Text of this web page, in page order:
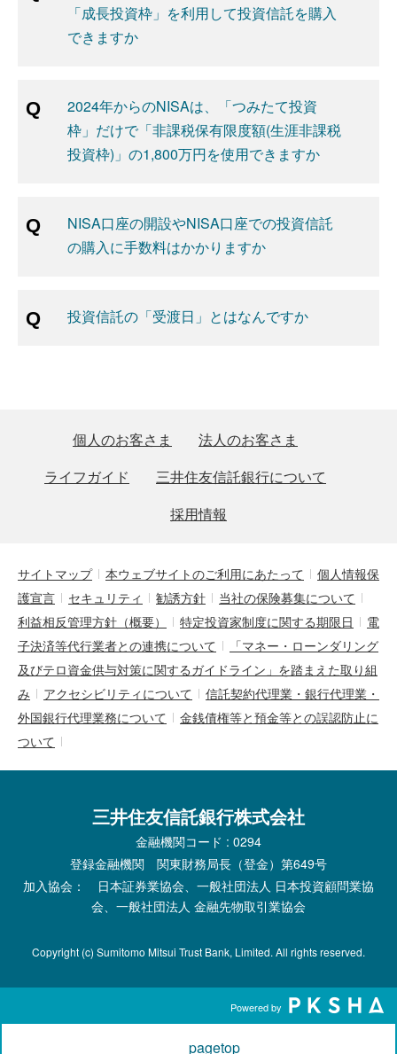
「成長投資枠」を利用して投資信託を購入
できますか
2024年からのNISAは、「つみたて投資
枠」だけで「非課税保有限度額(生涯非課税
投資枠)」の1,800万円を使用できますか
NISA口座の開設やNISA口座での投資信託
の購入に手数料はかかりますか
投資信託の「受渡日」とはなんですか
個人のお客さま
法人のお客さま
ライフガイド
三井住友信託銀行について
採用情報
サイトマップ 本ウェブサイトのご利用にあたって
個人情報保
護宣言
セキュリティ 勧誘方針
当社の保険募集について
利益相反管理方針（概要）
特定投資家制度に関する期限日
電
子決済等代行業者との連携について
「マネー・ローンダリング
及びテロ資金供与対策に関するガイドライン」を踏まえた取り組
み
アクセシビリティについて
信託契約代理業・銀行代理業・
外国銀行代理業務について
金銭債権等と預金等との誤認防止に
ついて
三井住友信託銀行株式会社
金融機関コード : 0294
登録金融機関 関東財務局長（登金）第649号
加入協会： 日本証券業協会、一般社団法人 日本投資顧問業協
会、一般社団法人 金融先物取引業協会
Copyright (c) Sumitomo Mitsui Trust Bank, Limited. All rights reserved.
Powered by
pagetop